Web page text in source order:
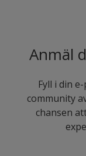
Anmäl
Fyll i din
community
chansen